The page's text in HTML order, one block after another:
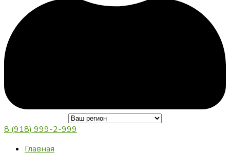
8 (918) 999-2-999
Главная